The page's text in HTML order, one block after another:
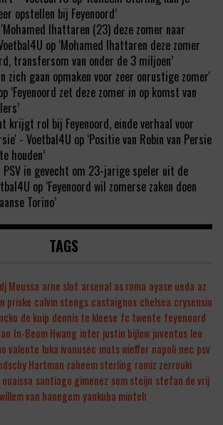
opstellen bij Feyenoord’
'Mohamed Ihattaren (23) deze zomer naar
op ‘Mohamed Ihattaren deze zomer
transfersom van onder de 3 miljoen’
zich gaan opmaken voor zeer onrustige zomer'
‘Feyenoord zet deze zomer in op komst van
krijgt rol bij Feyenoord, einde verhaal voor
- Voetbal4U op ‘Positie van Robin van Persie
houden’
PSV in gevecht om 23-jarige speler uit de
op ‘Feyenoord wil zomerse zaken doen
Torino’
TAGS
Moussa arne slot arsenal as roma ayase ueda az
priske calvin stengs castaignos chelsea crysensio
de kuip dennis te kloese fc twente feyenoord
In-Beom Hwang inter justin bijlow juventus leo
valente luka ivanusec mats wieffer napoli nec psv
Hartman raheem sterling ramiz zerrouki
santiago gimenez sem steijn stefan de vrij
willem van hanegemyankuba minteh